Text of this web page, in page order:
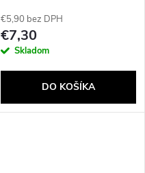
€5,90 bez DPH
€7,30
Skladom
DO KOŠÍKA